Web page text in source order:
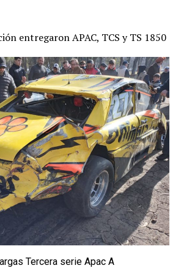
entregaron APAC, TCS y TS 1850
Tercera serie Apac A